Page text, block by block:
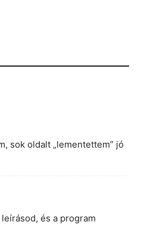
sok oldalt „lementettem” jó
és a program